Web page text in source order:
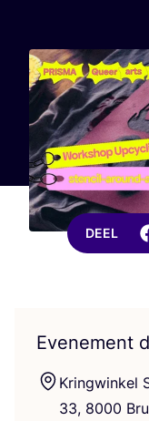
DEEL
Evenement
Kring­win­kel
33, 8000